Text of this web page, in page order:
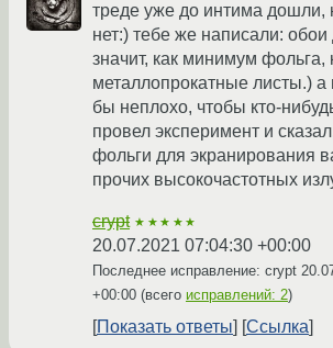
треде уже до интима дошли,
нет:) тебе же написали: обои
значит, как минимум фольга,
металлопрокатные листы.)
бы неплохо, чтобы кто-
провел эксперимент и
фольги для экранирования
прочих высокочастотных
crypt ★★★★★
20.07.2021 07:04:30 +00:00
Последнее исправление: crypt
+00:00 (всего исправлений: 2)
Показать ответы Ссылка